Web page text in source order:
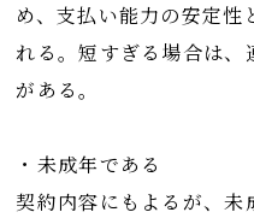
め、支払い能力の安定性
れる。短すぎる場合は
がある。
・未成年である
契約内容にもよるが、未